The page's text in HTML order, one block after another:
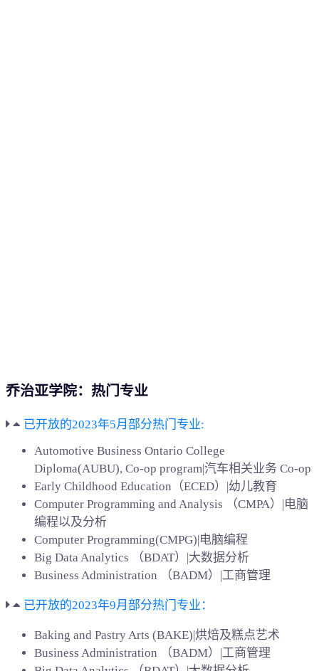
乔治亚学院：热门专业
已开放的2023年5月部分热门专业:
Automotive Business Ontario College
Diploma(AUBU), Co-op program|汽车相关业务 Co-op
Early Childhood Education（ECED）|幼儿教育
Computer Programming and Analysis （CMPA）|电脑
编程以及分析
Computer Programming(CMPG)|电脑编程
Big Data Analytics （BDAT）|大数据分析
Business Administration （BADM）|工商管理
已开放的2023年9月部分热门专业：
Baking and Pastry Arts (BAKE)|烘焙及糕点艺术
Business Administration （BADM）|工商管理